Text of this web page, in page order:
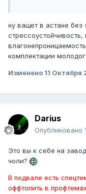
ну ващет в астане без
комплектации
Изменено 11 Октября
Darius
Опубликовано
Это вы к себе на
чоли?
В подвале есть
оффтопить в